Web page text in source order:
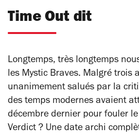
Time Out dit
Longtemps, très longtemps
les Mystic Braves. Malgré trois
unanimement salués par la
des temps modernes avaient
décembre dernier pour fouler
Verdict ? Une date archi